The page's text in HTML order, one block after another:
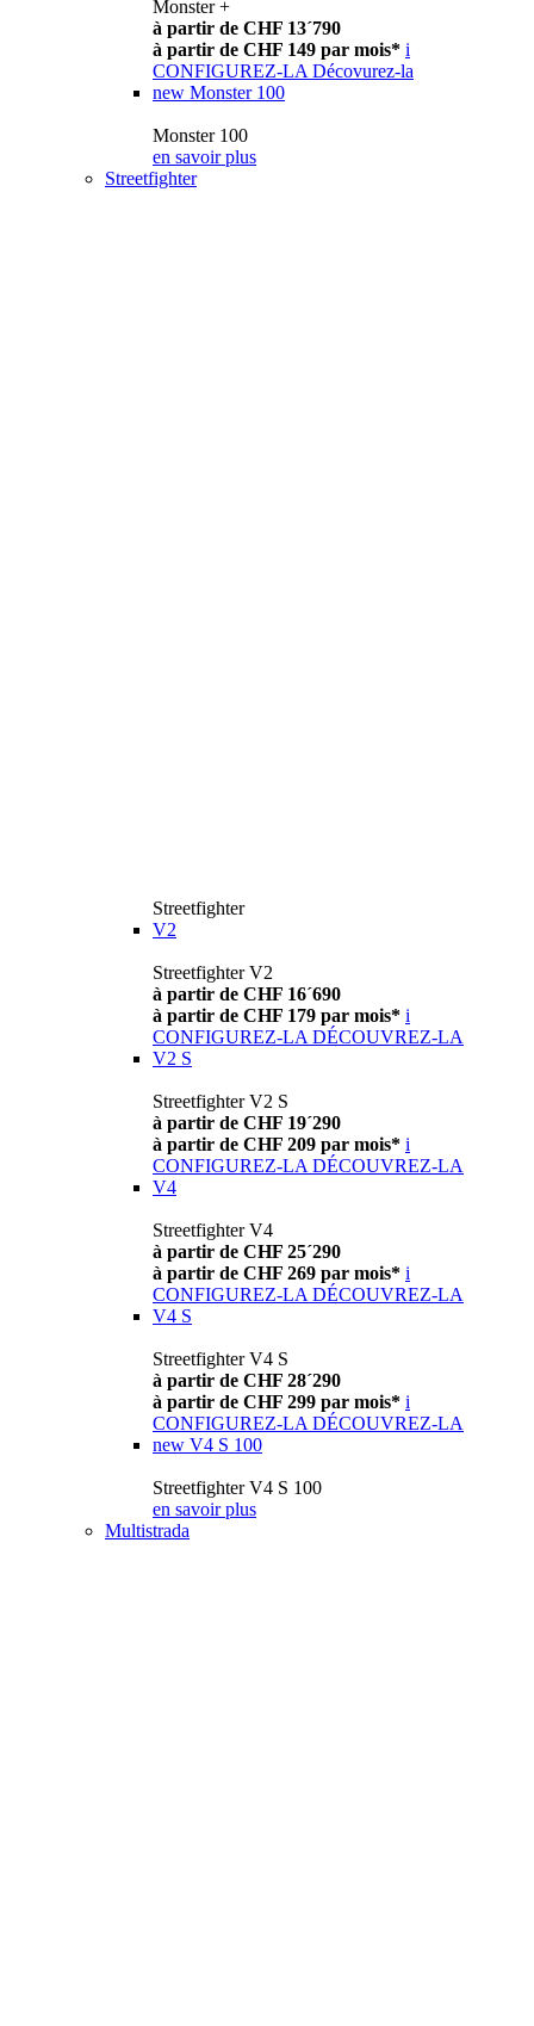
Monster +
à partir de CHF 13´790
à partir de CHF 149 par mois* i
CONFIGUREZ-LA Décovurez-la
new Monster 100
Monster 100
en savoir plus
Streetfighter
Streetfighter
V2
Streetfighter V2
à partir de CHF 16´690
à partir de CHF 179 par mois* i
CONFIGUREZ-LA DÉCOUVREZ-LA
V2 S
Streetfighter V2 S
à partir de CHF 19´290
à partir de CHF 209 par mois* i
CONFIGUREZ-LA DÉCOUVREZ-LA
V4
Streetfighter V4
à partir de CHF 25´290
à partir de CHF 269 par mois* i
CONFIGUREZ-LA DÉCOUVREZ-LA
V4 S
Streetfighter V4 S
à partir de CHF 28´290
à partir de CHF 299 par mois* i
CONFIGUREZ-LA DÉCOUVREZ-LA
new V4 S 100
Streetfighter V4 S 100
en savoir plus
Multistrada